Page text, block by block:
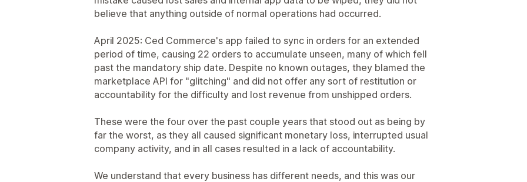
believe that anything outside of normal operations had occurred.
April 2025: Ced Commerce's app failed to sync in orders for an extended
period of time, causing 22 orders to accumulate unseen, many of which fell
past the mandatory ship date. Despite no known outages, they blamed the
marketplace API for "glitching" and did not offer any sort of restitution or
accountability for the difficulty and lost revenue from unshipped orders.
These were the four over the past couple years that stood out as being by
far the worst, as they all caused significant monetary loss, interrupted usual
company activity, and in all cases resulted in a lack of accountability.
We understand that every business has different needs, and this was our